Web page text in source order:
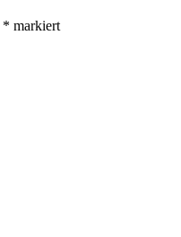
* markiert